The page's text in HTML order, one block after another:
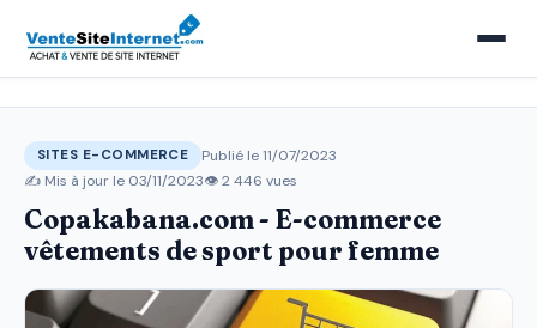
SITES E-COMMERCE
Publié le 11/07/2023
✍️ Mis à jour le 03/11/2023👁 2 446 vues
Copakabana.com - E-commerce
vêtements de sport pour femme